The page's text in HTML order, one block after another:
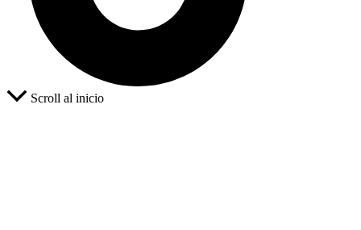
Scroll al inicio